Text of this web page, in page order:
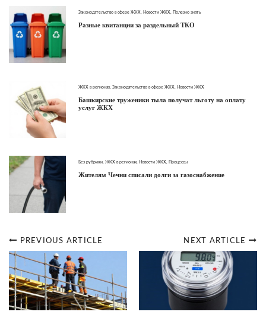
Законодательство в сфере ЖКХ Новости ЖКХ Полезно знать
Разные квитанции за раздельный ТКО
ЖКХ в регионах Законодательство в сфере ЖКХ Новости ЖКХ
Башкирские труженики тыла получат льготу на оплату
услуг ЖКХ
Без рубрики ЖКХ в регионах Новости ЖКХ Процессы
Жителям Чечни списали долги за газоснабжение
Post
navigation
NEXT ARTICLE
PREVIOUS ARTICLE